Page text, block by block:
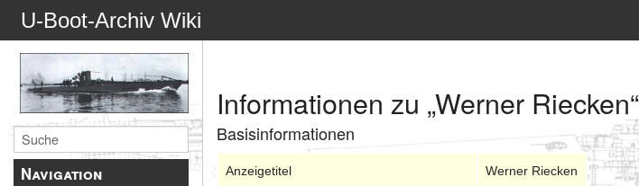
U-Boot-Archiv Wiki
Navigation
Informationen zu „Werner Riecken“
Basisinformationen
Anzeigetitel Werner Riecken